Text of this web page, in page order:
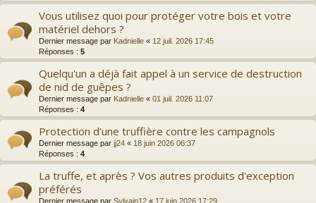
Vous utilisez quoi pour protéger votre bois et votre
matériel dehors ?
Dernier message par Kadnielle « 12 juil. 2026 17:45
Réponses : 5
Quelqu'un a déjà fait appel à un service de destruction
de nid de guêpes ?
Dernier message par Kadnielle « 01 juil. 2026 11:07
Réponses : 4
Protection d’une truffière contre les campagnols
Dernier message par jj24 « 18 juin 2026 06:37
Réponses : 4
La truffe, et après ? Vos autres produits d'exception
préférés
Dernier message par Sylvain12 « 17 juin 2026 17:29